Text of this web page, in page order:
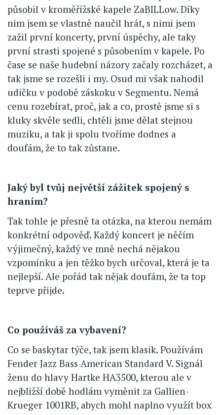
působil v kroměřížské kapele ZaBILLow. Díky
nim jsem se vlastně naučil hrát, s nimi jsem
zažil první koncerty, první úspěchy, ale taky
první strasti spojené s působením v kapele. Po
čase se naše hudební názory začaly rozcházet, a
tak jsme se rozešli i my. Osud mi však nahodil
udičku v podobě záskoku v Segmentu. Nemá
cenu rozebírat, proč, jak a co, prostě jsme si s
kluky skvěle sedli, chtěli jsme dělat stejnou
muziku, a tak ji spolu tvoříme dodnes a
doufám, že to tak zůstane.
Jaký byl tvůj největší zážitek spojený s
hraním?
Tak tohle je přesně ta otázka, na kterou nemám
konkrétní odpověď. Každý koncert je něčím
výjimečný, každý ve mně nechá nějakou
vzpomínku a jen těžko bych určoval, která je ta
nejlepší. Ale pořád tak nějak doufám, že ta top
teprve přijde.
Co používáš za vybavení?
Co se baskytar týče, tak jsem klasik. Používám
Fender Jazz Bass American Standard V. Signál
ženu do hlavy Hartke HA3500, kterou ale v
nejbližší době hodlám vyměnit za Gallien-
Krueger 1001RB, abych mohl naplno využít box